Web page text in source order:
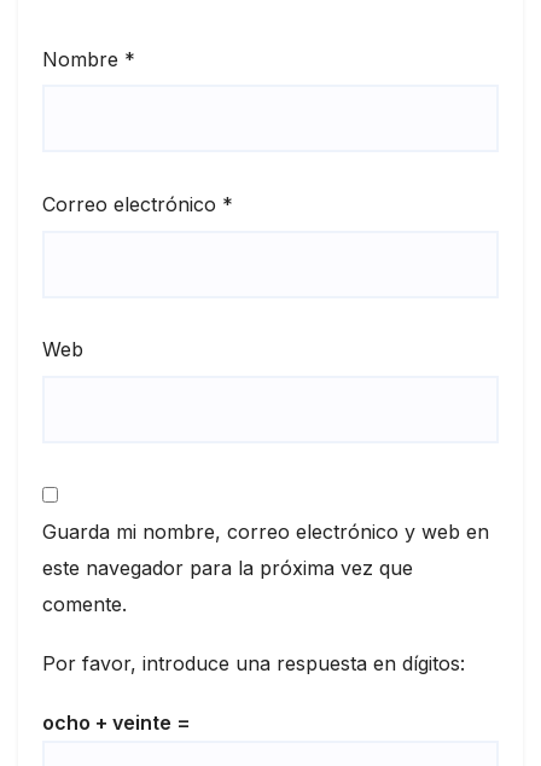
Nombre *
Correo electrónico *
Web
Guarda mi nombre, correo electrónico y web en
este navegador para la próxima vez que
comente.
Por favor, introduce una respuesta en dígitos:
ocho + veinte =